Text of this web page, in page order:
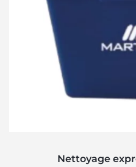
Nettoyage